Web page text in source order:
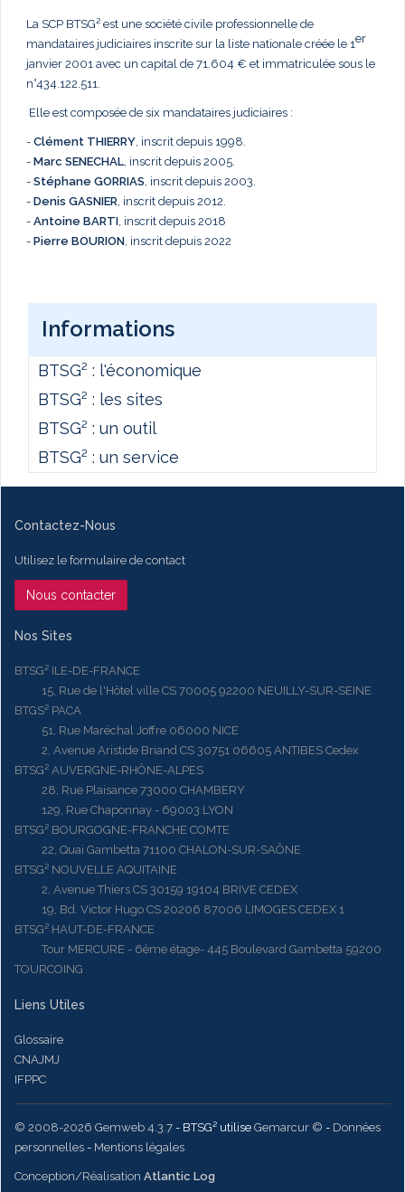
La SCP BTSG² est une société civile professionnelle de
mandataires judiciaires inscrite sur la liste nationale créée le 1er
janvier 2001 avec un capital de 71.604 € et immatriculée sous le
n°434.122.511.
Elle est composée de six mandataires judiciaires :
- Clément THIERRY, inscrit depuis 1998.
- Marc SENECHAL, inscrit depuis 2005.
- Stéphane GORRIAS, inscrit depuis 2003.
- Denis GASNIER, inscrit depuis 2012.
- Antoine BARTI, inscrit depuis 2018
- Pierre BOURION, inscrit depuis 2022
Informations
BTSG² : l'économique
BTSG² : les sites
BTSG² : un outil
BTSG² : un service
Contactez-Nous
Utilisez le formulaire de contact
Nous contacter
Nos Sites
BTSG² ILE-DE-FRANCE
15, Rue de l'Hôtel ville CS 70005 92200 NEUILLY-SUR-SEINE
BTGS² PACA
51, Rue Maréchal Joffre 06000 NICE
2, Avenue Aristide Briand CS 30751 06605 ANTIBES Cedex
BTSG² AUVERGNE-RHÔNE-ALPES
28, Rue Plaisance 73000 CHAMBERY
129, Rue Chaponnay - 69003 LYON
BTSG² BOURGOGNE-FRANCHE COMTE
22, Quai Gambetta 71100 CHALON-SUR-SAÔNE
BTSG² NOUVELLE AQUITAINE
2, Avenue Thiers CS 30159 19104 BRIVE CEDEX
19, Bd. Victor Hugo CS 20206 87006 LIMOGES CEDEX 1
BTSG² HAUT-DE-FRANCE
Tour MERCURE - 6ème étage- 445 Boulevard Gambetta 59200
TOURCOING
Liens Utiles
Glossaire
CNAJMJ
IFPPC
© 2008-2026 Gemweb 4.3.7 - BTSG² utilise Gemarcur © - Données
personnelles - Mentions légales
Conception/Réalisation Atlantic Log